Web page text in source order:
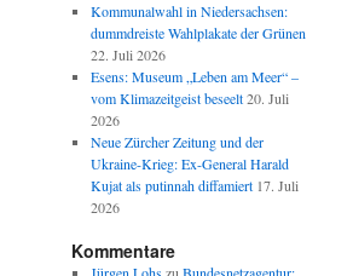
Kommunalwahl in Niedersachsen:
dummdreiste Wahlplakate der Grünen
22. Juli 2026
Esens: Museum „Leben am Meer“ –
vom Klimazeitgeist beseelt 20. Juli
2026
Neue Zürcher Zeitung und der
Ukraine-Krieg: Ex-General Harald
Kujat als putinnah diffamiert 17. Juli
2026
Kommentare